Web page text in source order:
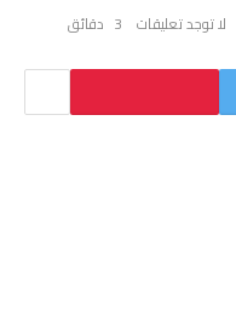
لا توجد تعليقات 3 دقائق